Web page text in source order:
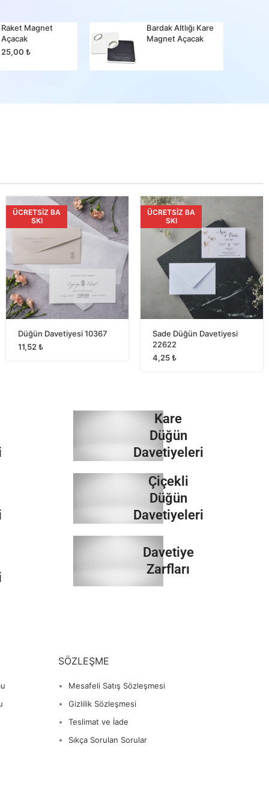
Raket Magnet
Açacak
25,00₺
Bardak Altlığı Kare
Magnet Açacak
ÜCRETSIZ BA
SKI
Düğün Davetiyesi 10367
11,52₺
ÜCRETSIZ BA
SKI
Sade Düğün Davetiyesi
22622
4,25₺
Kare
Düğün
Davetiyeleri
İncele
Çiçekli
Düğün
Davetiyeleri
İncele
Davetiye
Zarfları
SÖZLEŞME
Mesafeli Satış Sözleşmesi
Gizlilik Sözleşmesi
Teslimat ve İade
Sıkça Sorulan Sorular